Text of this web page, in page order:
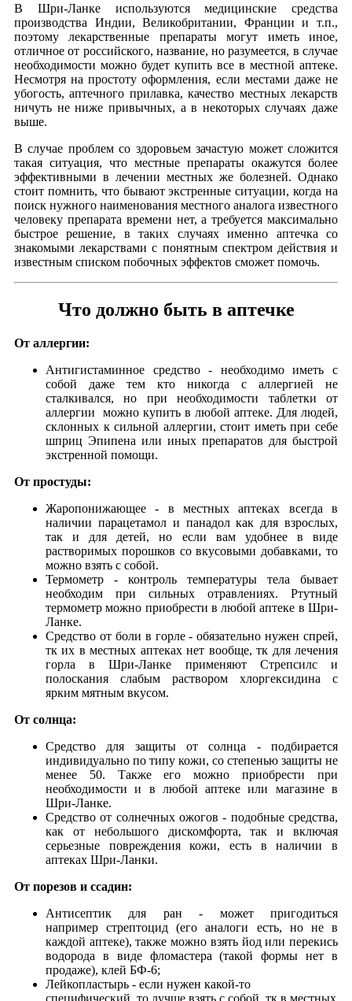
В Шри-Ланке используются медицинские средства
производства Индии, Великобритании, Франции и т.п.,
поэтому лекарственные препараты могут иметь иное,
отличное от российского, название, но разумеется, в случае
необходимости можно будет купить все в местной аптеке.
Несмотря на простоту оформления, если местами даже не
убогость, аптечного прилавка, качество местных лекарств
ничуть не ниже привычных, а в некоторых случаях даже
выше.
В случае проблем со здоровьем зачастую может сложится
такая ситуация, что местные препараты окажутся более
эффективными в лечении местных же болезней. Однако
стоит помнить, что бывают экстренные ситуации, когда на
поиск нужного наименования местного аналога известного
человеку препарата времени нет, а требуется максимально
быстрое решение, в таких случаях именно аптечка со
знакомыми лекарствами с понятным спектром действия и
известным списком побочных эффектов сможет помочь.
Что должно быть в аптечке
От аллергии:
Антигистаминное средство - необходимо иметь с
собой даже тем кто никогда с аллергией не
сталкивался, но при необходимости таблетки от
аллергии можно купить в любой аптеке. Для людей,
склонных к сильной аллергии, стоит иметь при себе
шприц Эпипена или иных препаратов для быстрой
экстренной помощи.
От простуды:
Жаропонижающее - в местных аптеках всегда в
наличии парацетамол и панадол как для взрослых,
так и для детей, но если вам удобнее в виде
растворимых порошков со вкусовыми добавками, то
можно взять с собой.
Термометр - контроль температуры тела бывает
необходим при сильных отравлениях. Ртутный
термометр можно приобрести в любой аптеке в Шри-
Ланке.
Средство от боли в горле - обязательно нужен спрей,
тк их в местных аптеках нет вообще, тк для лечения
горла в Шри-Ланке применяют Стрепсилс и
полоскания слабым раствором хлоргексидина с
ярким мятным вкусом.
От солнца:
Cредство для защиты от солнца - подбирается
индивидуально по типу кожи, со степенью защиты не
менее 50. Также его можно приобрести при
необходимости и в любой аптеке или магазине в
Шри-Ланке.
Средство от солнечных ожогов - подобные средства,
как от небольшого дискомфорта, так и включая
серьезные повреждения кожи, есть в наличии в
аптеках Шри-Ланки.
От порезов и ссадин:
Антисептик для ран - может пригодиться
например стрептоцид (его аналоги есть, но не в
каждой аптеке), также можно взять йод или перекись
водорода в виде фломастера (такой формы нет в
продаже), клей БФ-6;
Лейкопластырь - если нужен какой-то
специфический, то лучше взять с собой, тк в местных